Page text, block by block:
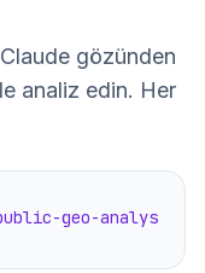
gözünden
analiz edin. Her
geo-analys